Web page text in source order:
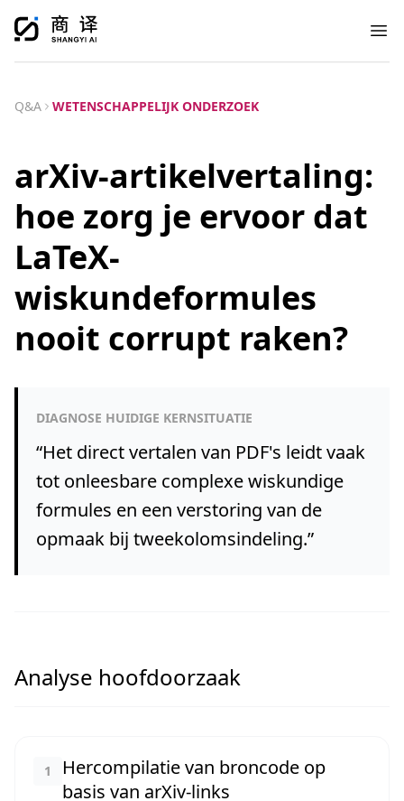
Q&A WETENSCHAPPELIJK ONDERZOEK
arXiv-artikelvertaling:
hoe zorg je ervoor dat
LaTeX-
wiskundeformules
nooit corrupt raken?
DIAGNOSE HUIDIGE KERNSITUATIE
“Het direct vertalen van PDF's leidt vaak
tot onleesbare complexe wiskundige
formules en een verstoring van de
opmaak bij tweekolomsindeling.”
Analyse hoofdoorzaak
1
Hercompilatie van broncode op
basis van arXiv-links